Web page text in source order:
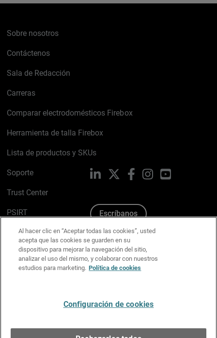
Sobre nosotros
Contáctenos
Sala de Redacción
Carreras
Comparar electrodomésticos Firebox
Herramienta de talla Firebox
Lista de productos y SKUs
Soporte
Trust Center
PSIRT
Política de cookies
Política de privacidad
Kit de medios y marca
LinkedIn FacebookInstagramYouTube
Escríbanos
Al hacer clic en “Aceptar todas las cookies”, usted
acepta que las cookies se guarden en su
dispositivo para mejorar la navegación del sitio,
analizar el uso del mismo, y colaborar con nuestros
estudios para marketing. Política de cookies
Configuración de cookies